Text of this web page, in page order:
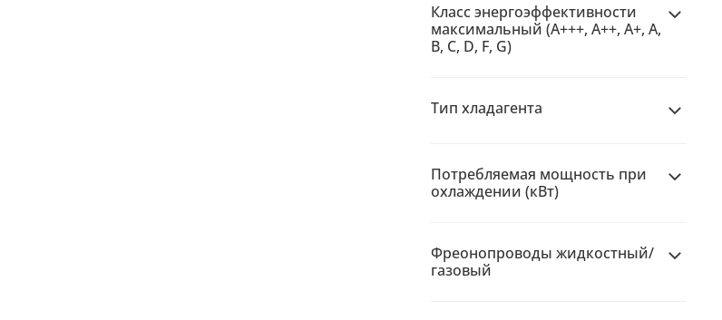
Класс энергоэффективности
максимальный (A+++, A++, A+, A,
B, C, D, F, G)
Тип хладагента
Потребляемая мощность при
охлаждении (кВт)
Фреонопроводы жидкостный/
газовый